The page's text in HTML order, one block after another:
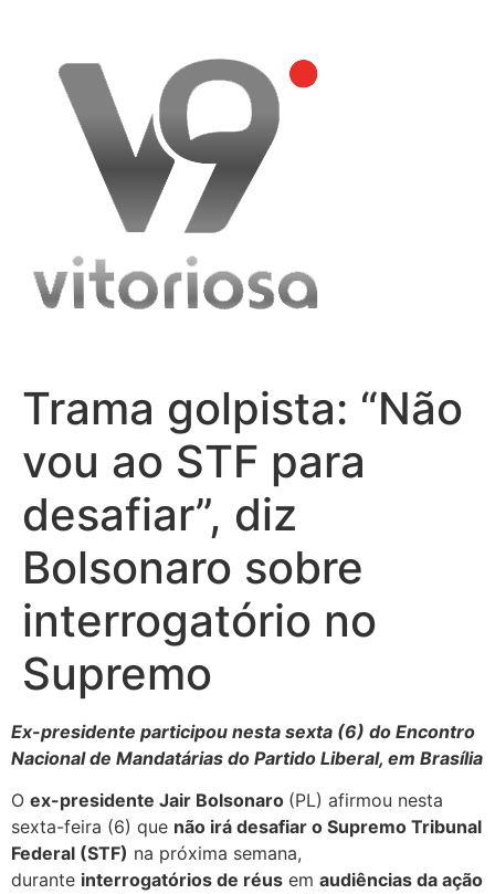
content
Trama golpista: “Não
vou ao STF para
desafiar”, diz
Bolsonaro sobre
interrogatório no
Supremo
Ex-presidente participou nesta sexta (6) do Encontro
Nacional de Mandatárias do Partido Liberal, em Brasília
O ex-presidente Jair Bolsonaro (PL) afirmou nesta
sexta-feira (6) que não irá desafiar o Supremo Tribunal
Federal (STF) na próxima semana,
durante interrogatórios de réus em audiências da ação